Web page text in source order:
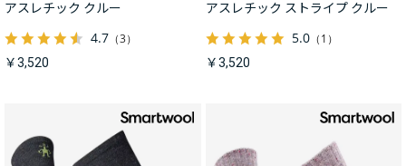
アスレチック クルー
4.7 （3）
￥3,520
アスレチック ストライプ クルー
5.0（1）
￥3,520